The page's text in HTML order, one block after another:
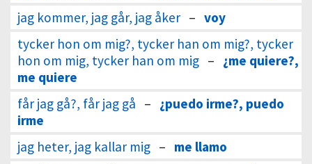
jag kommer, jag går, jag åker – voy
tycker hon om mig?, tycker han om mig?, tycker
hon om mig, tycker han om mig – ¿me quiere?,
me quiere
får jag gå?, får jag gå – ¿puedo irme?, puedo
irme
jag heter, jag kallar mig – me llamo